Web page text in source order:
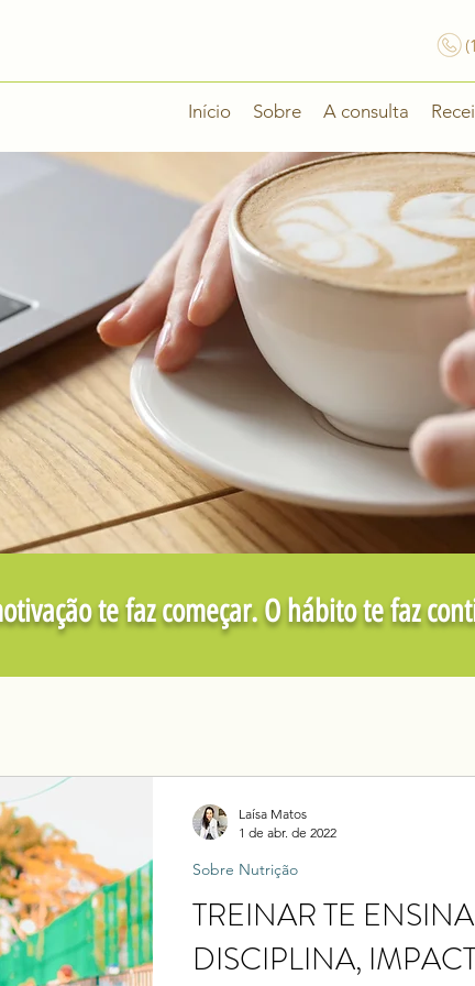
Início Sobre A consulta
te faz começar. O hábito te faz
TREINAR TE
DISCIPLINA,
Sobre Nutrição
Laísa Matos
1 de abr. de 2022